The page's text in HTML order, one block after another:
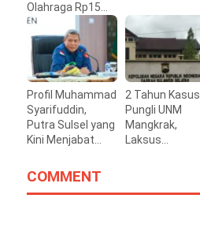
Olahraga Rp15
Miliar, Kejari
Makassar
Kembali Periksa
Satu Pengurus
KONI
Profil Muhammad
Syarifuddin,
Putra Sulsel yang
Kini Menjabat
2 Tahun Kasus
Pungli UNM
Mangkrak,
Laksus
COMMENT